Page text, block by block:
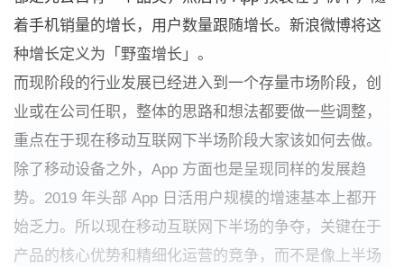
着手机销量的增长，用户数量跟随增长。新浪微博将这
种增长定义为「野蛮增长」。
而现阶段的行业发展已经进入到一个存量市场阶段，创
业或在公司任职，整体的思路和想法都要做一些调整，
重点在于现在移动互联网下半场阶段大家该如何去做。
除了移动设备之外，App 方面也是呈现同样的发展趋
势。2019 年头部 App 日活用户规模的增速基本上都开
始乏力。所以现在移动互联网下半场的争夺，关键在于
产品的核心优势和精细化运营的竞争，而不是像上半场